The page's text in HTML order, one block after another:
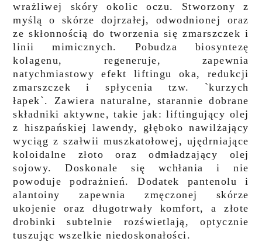
wrażliwej skóry okolic oczu. Stworzony z
myślą o skórze dojrzałej, odwodnionej oraz
ze skłonnością do tworzenia się zmarszczek i
linii mimicznych. Pobudza biosyntezę
kolagenu, regeneruje, zapewnia
natychmiastowy efekt liftingu oka, redukcji
zmarszczek i spłycenia tzw. `kurzych
łapek`. Zawiera naturalne, starannie dobrane
składniki aktywne, takie jak: liftingujący olej
z hiszpańskiej lawendy, głęboko nawilżający
wyciąg z szałwii muszkatołowej, ujędrniające
koloidalne złoto oraz odmładzający olej
sojowy. Doskonale się wchłania i nie
powoduje podrażnień. Dodatek pantenolu i
alantoiny zapewnia zmęczonej skórze
ukojenie oraz długotrwały komfort, a złote
drobinki subtelnie rozświetlają, optycznie
tuszując wszelkie niedoskonałości.